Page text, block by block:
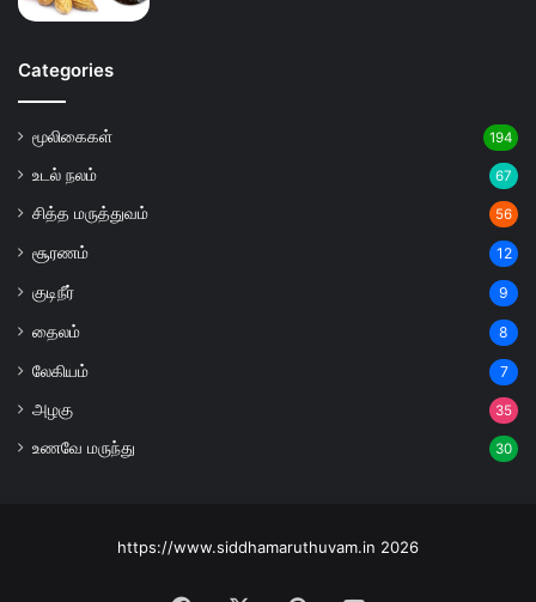
Categories
மூலிகைகள் 194
உடல் நலம் 67
சித்த மருத்துவம் 56
சூரணம் 12
குடிநீர் 9
தைலம் 8
லேகியம் 7
அழகு 35
உணவே மருந்து 30
https://www.siddhamaruthuvam.in 2026